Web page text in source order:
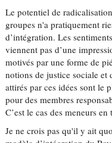
Le potentiel de
groupes n'a pratiquement
d’intégration. Les
viennent pas d’une
motivés par une forme de
notions de justice sociale
attirés par ces idées sont le
pour des membres
C’est le cas des meneurs en
Je ne crois pas qu'il y ait